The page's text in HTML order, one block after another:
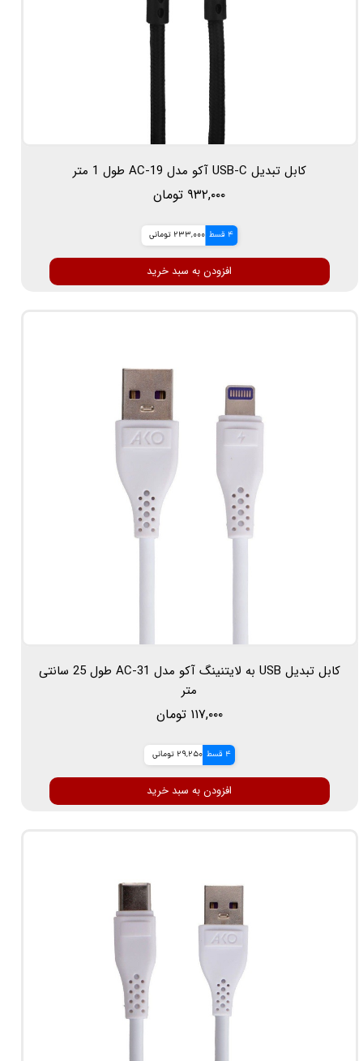
کابل تبدیل USB-C آکو مدل AC-19 طول 1 متر
۹۳۲,۰۰۰ تومان
4 قسط 233,000 تومانی
افزودن به سبد خرید
کابل تبدیل USB به لایتنینگ آکو مدل AC-31 طول 25 سانتی
متر
۱۱۷,۰۰۰ تومان
4 قسط 29,250 تومانی
افزودن به سبد خرید